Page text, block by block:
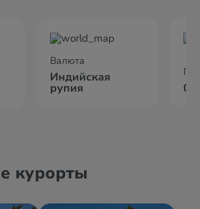
Валюта
Индийская
рупия
курорты